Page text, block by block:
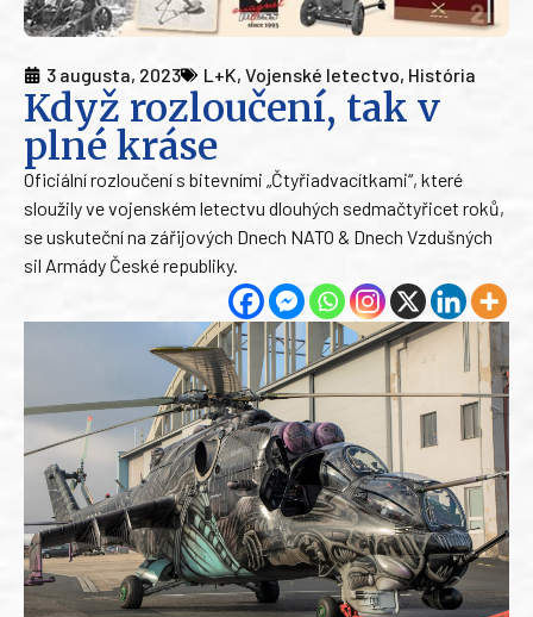
3 augusta, 2023 L+K, Vojenské letectvo, História
Když rozloučení, tak v
plné kráse
Oficiální rozloučení s bitevními „Čtyřiadvacítkami“, které
sloužily ve vojenském letectvu dlouhých sedmačtyřicet roků,
se uskuteční na zářijových Dnech NATO & Dnech Vzdušných
sil Armády České republiky.